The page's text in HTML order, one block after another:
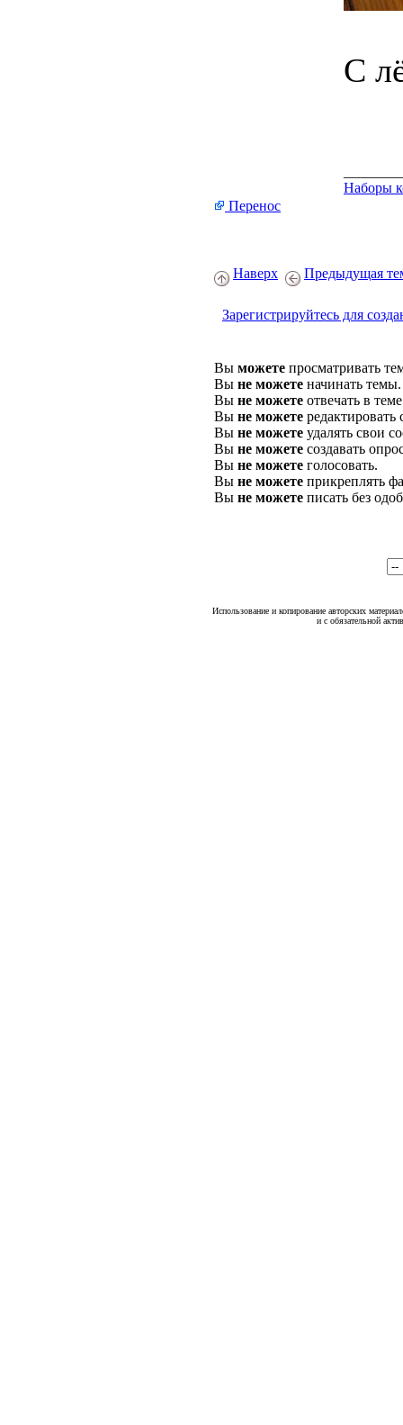
С
Наборы
Перенос
Наверх Предыдущая
Зарегистрируйтесь для
Вы можете просматривать
Вы не можете начинать темы.
Вы не можете отвечать в
Вы не можете
Вы не можете удалять свои
Вы не можете создавать
Вы не можете голосовать.
Вы не можете прикреплять
Вы не можете писать без
Использование и копирование авторских
и с обязательной